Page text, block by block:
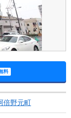
倍野元町